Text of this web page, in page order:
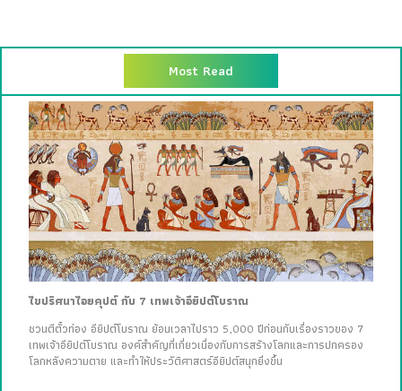
Most Read
ไขปริศนาไอยคุปต์ กับ 7 เทพเจ้าอียิปต์โบราณ
ชวนตีตั๋วท่อง อียิปต์โบราณ ย้อนเวลาไปราว 5,000 ปีก่อนกับเรื่องราวของ 7
เทพเจ้าอียิปต์โบราณ องค์สำคัญที่เกี่ยวเนื่องกับการสร้างโลกและการปกครอง
โลกหลังความตาย และทำให้ประวัติศาสตร์อียิปต์สนุกยิ่งขึ้น